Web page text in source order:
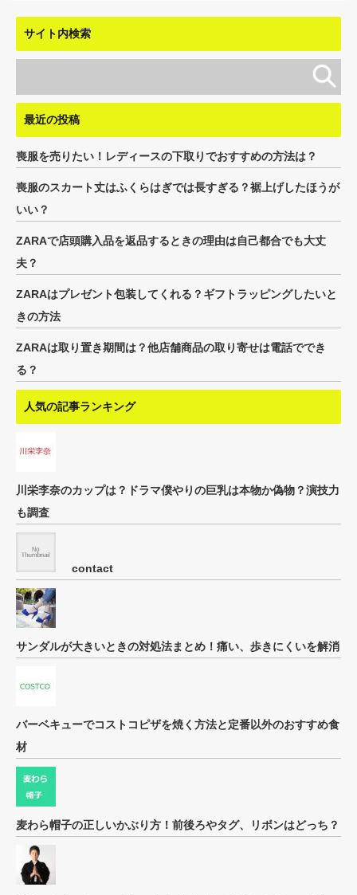
サイト内検索
最近の投稿
喪服を売りたい！レディースの下取りでおすすめの方法は？
喪服のスカート丈はふくらはぎでは長すぎる？裾上げしたほうが
いい？
ZARAで店頭購入品を返品するときの理由は自己都合でも大丈
夫？
ZARAはプレゼント包装してくれる？ギフトラッピングしたいと
きの方法
ZARAは取り置き期間は？他店舗商品の取り寄せは電話ででき
る？
人気の記事ランキング
川栄李奈のカップは？ドラマ僕やりの巨乳は本物か偽物？演技力
も調査
contact
サンダルが大きいときの対処法まとめ！痛い、歩きにくいを解消
バーベキューでコストコピザを焼く方法と定番以外のおすすめ食
材
麦わら帽子の正しいかぶり方！前後ろやタグ、リボンはどっち？